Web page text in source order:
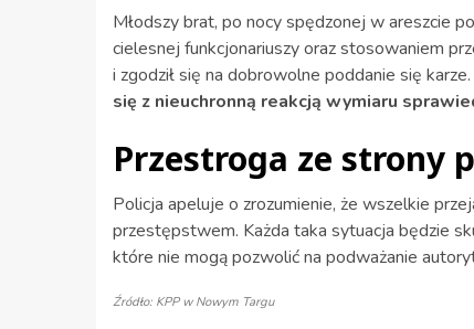
Młodszy brat, po nocy spędzonej w areszcie
cielesnej funkcjonariuszy oraz stosowaniem
i zgodził się na dobrowolne poddanie się karze.
się z nieuchronną reakcją wymiaru
Przestroga ze strony
Policja apeluje o zrozumienie, że wszelkie
przestępstwem. Każda taka sytuacja będzie
które nie mogą pozwolić na podważanie
Źródło: KPP w Nowym Targu